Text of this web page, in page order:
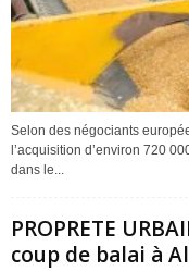
Selon des négociants
l’acquisition d’environ 720
dans le...
PROPRETE
coup de balai à